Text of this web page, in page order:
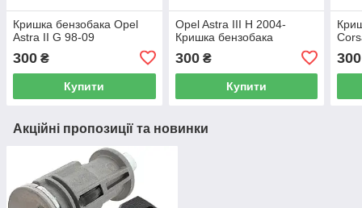
Кришка бензобака Opel
Astra II G 98-09
300 ₴
Купити
Opel Astra III H 2004-
Кришка бензобака
300₴
Купити
300
Акційні пропозиції та новинки